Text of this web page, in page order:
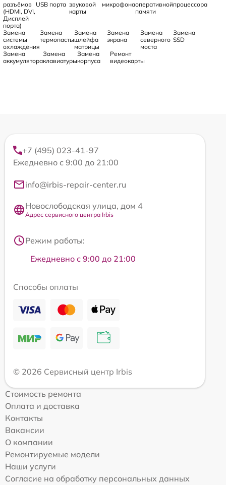
разъёмов
(HDMI, DVI,
Дисплей
порта)
USB порта звуковой
карты
микрофонаоперативной
памяти
процессора
Замена
системы
охлаждения
Замена
термопасты
Замена
шлейфа
матрицы
Замена
экрана
Замена
северного
моста
Замена
SSD
Замена
аккумулятора
Замена
клавиатуры
Замена
корпуса
Ремонт
видеокарты
+7 (495) 023-41-97
Ежедневно с 9:00 до 21:00
info@irbis-repair-center.ru
Новослободская улица, дом 4
Адрес сервисного центра Irbis
Режим работы:
Ежедневно с 9:00 до 21:00
Способы оплаты
© 2026 Сервисный центр Irbis
Стоимость ремонта
Оплата и доставка
Контакты
Вакансии
О компании
Ремонтируемые модели
Наши услуги
Согласие на обработку персональных данных